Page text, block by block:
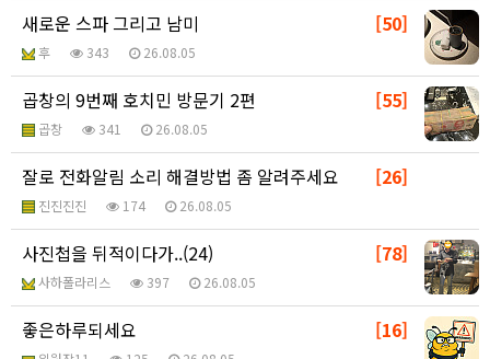
[50]
새로운 스파 그리고 남미
후 343 26.08.05
[55]
곱창의 9번째 호치민 방문기 2편
곱창 341 26.08.05
[26]
잘로 전화알림 소리 해결방법 좀 알려주세요
진진진진 174 26.08.05
[78]
사진첩을 뒤적이다가..(24)
사하폴라리스 397 26.08.05
[16]
좋은하루되세요